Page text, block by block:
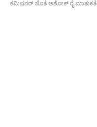
ಕಮಿಷನರ್ ಜೊತೆ ಅಶೋಕ್ ರೈ ಮಾತುಕತೆ